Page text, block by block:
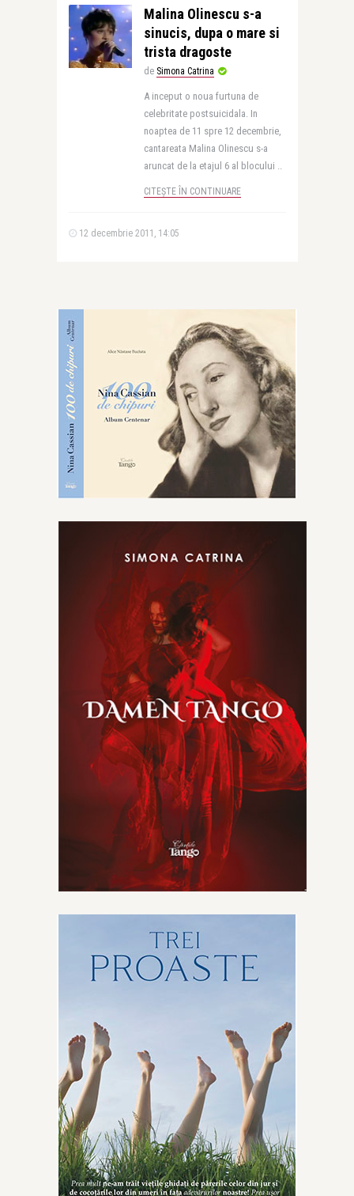
Malina Olinescu s-a
sinucis, dupa o mare si
trista dragoste
de Simona Catrina
A inceput o noua furtuna de
celebritate postsuicidala. In
noaptea de 11 spre 12 decembrie,
cantareata Malina Olinescu s-a
aruncat de la etajul 6 al blocului ..
CITEȘTE ÎN CONTINUARE
12 decembrie 2011, 14:05